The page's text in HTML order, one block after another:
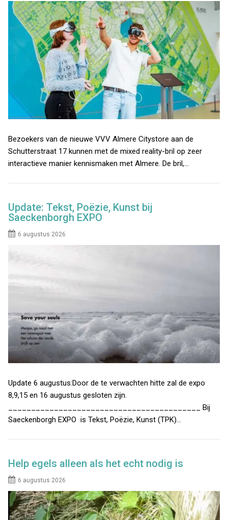
Bezoekers van de nieuwe VVV Almere Citystore aan de
Schutterstraat 17 kunnen met de mixed reality-bril op zeer
interactieve manier kennismaken met Almere. De bril,…
Update: Tekst, Poëzie, Kunst bij
Saeckenborgh EXPO
6 augustus 2026
Update 6 augustus:Door de te verwachten hitte zal de expo
8,9,15 en 16 augustus gesloten zijn.
__________________________________________ Bij
Saeckenborgh EXPO is Tekst, Poëzie, Kunst (TPK)…
Help egels alleen als het echt nodig is
6 augustus 2026